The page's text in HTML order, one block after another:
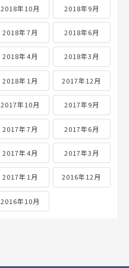
2018年10月 2018年9月
2018年7月 2018年6月
2018年4月 2018年3月
2018年1月 2017年12月
2017年10月 2017年9月
2017年7月 2017年6月
2017年4月 2017年3月
2017年1月 2016年12月
2016年10月